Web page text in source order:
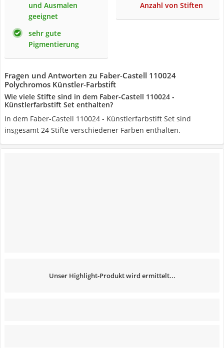
und Ausmalen
geeignet
sehr gute
Pigmentierung
Anzahl von Stiften
Fragen und Antworten zu Faber-Castell 110024
Polychromos Künstler-Farbstift
Wie viele Stifte sind in dem Faber-Castell 110024 -
Künstlerfarbstift Set enthalten?
In dem Faber-Castell 110024 - Künstlerfarbstift Set sind
insgesamt 24 Stifte verschiedener Farben enthalten.
Unser Highlight-Produkt wird ermittelt...